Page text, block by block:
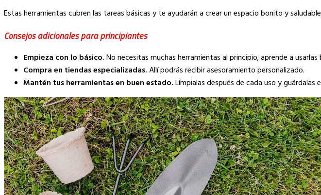
Estas herramientas cubren las tareas básicas y te ayudarán a crear un espacio bonito y
Consejos adicionales para principiantes
Empieza con lo básico.No necesitas muchas herramientas al principio; aprende a
Compra en tiendas especializadas.Allí podrás recibir asesoramiento personalizado.
Mantén tus herramientas en buen estado.Límpialas después de cada uso y guárdalas